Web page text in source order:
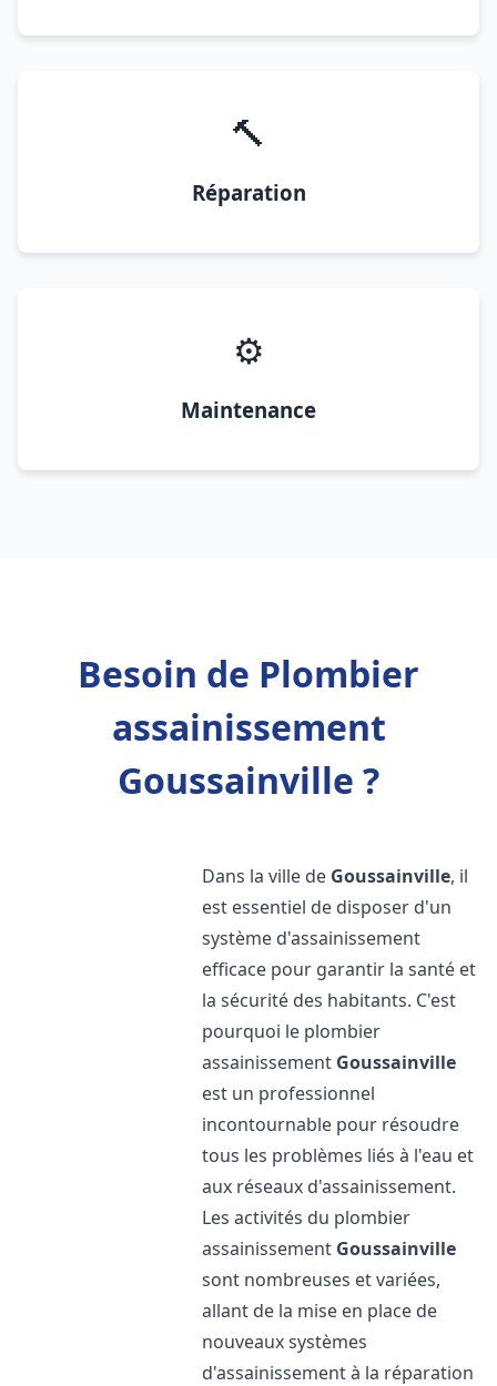
🔨
Réparation
⚙️
Maintenance
Besoin de Plombier
assainissement
Goussainville ?
Dans la ville de Goussainville, il
est essentiel de disposer d'un
système d'assainissement
efficace pour garantir la santé et
la sécurité des habitants. C'est
pourquoi le plombier
assainissement Goussainville
est un professionnel
incontournable pour résoudre
tous les problèmes liés à l'eau et
aux réseaux d'assainissement.
Les activités du plombier
assainissement Goussainville
sont nombreuses et variées,
allant de la mise en place de
nouveaux systèmes
d'assainissement à la réparation